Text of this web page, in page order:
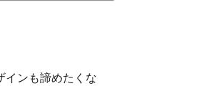
インも諦めたくな